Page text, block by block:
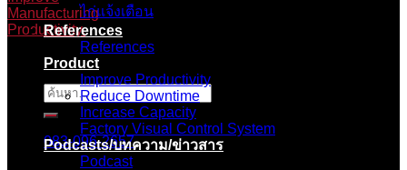
ค้นหา:
083-096-2657
ไก่แจ้งเตือน
References
References
Product
Improve Productivity
Reduce Downtime
Increase Capacity
Factory Visual Control System
Podcasts/บทความ/ข่าวสาร
Podcast